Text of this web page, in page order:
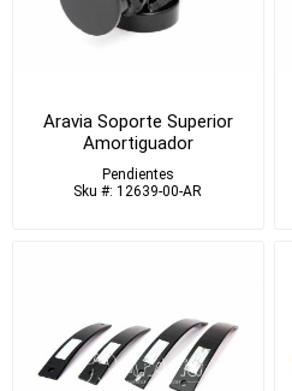
Aravia Soporte Superior
Amortiguador
Pendientes
Sku #: 12639-00-AR